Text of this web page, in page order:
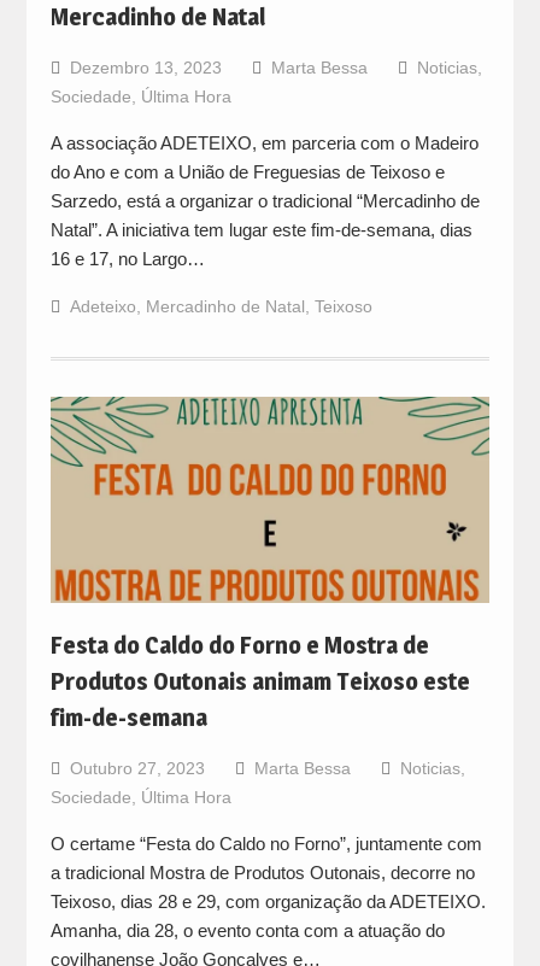
Mercadinho de Natal
Dezembro 13, 2023 Marta Bessa Noticias,
Sociedade
Última Hora
A associação ADETEIXO, em parceria com o Madeiro
do Ano e com a União de Freguesias de Teixoso e
Sarzedo, está a organizar o tradicional “Mercadinho de
Natal”. A iniciativa tem lugar este fim-de-semana, dias
16 e 17, no Largo…
Adeteixo Mercadinho de Natal Teixoso
Festa do Caldo do Forno e Mostra de
Produtos Outonais animam Teixoso este
fim-de-semana
Outubro 27, 2023 Marta Bessa Noticias,
Sociedade
Última Hora
O certame “Festa do Caldo no Forno”, juntamente com
a tradicional Mostra de Produtos Outonais, decorre no
Teixoso, dias 28 e 29, com organização da ADETEIXO.
Amanha, dia 28, o evento conta com a atuação do
covilhanense João Gonçalves e…